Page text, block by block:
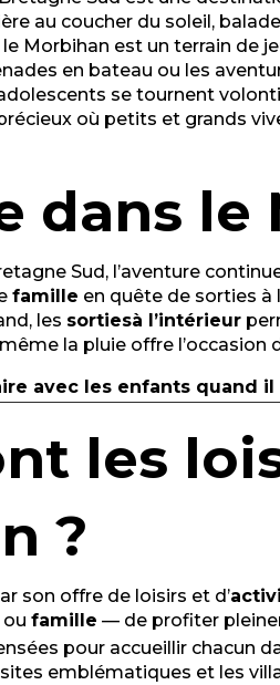
au coucher du soleil,
le Morbihan est un terrain de
en bateau ou les
se tournent
où petits et grands
dans
Sud, l’aventure
famille en quête de sorties à
les sortiesà l’intérieur
la pluie offre l’occasion
avec les enfants quand
les
?
son offre de loisirs et d’
famille — de profiter
pour accueillir chacun
emblématiques et les